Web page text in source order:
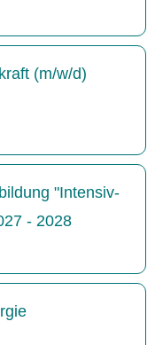
(m/w/d)
"Intensiv-
- 2028